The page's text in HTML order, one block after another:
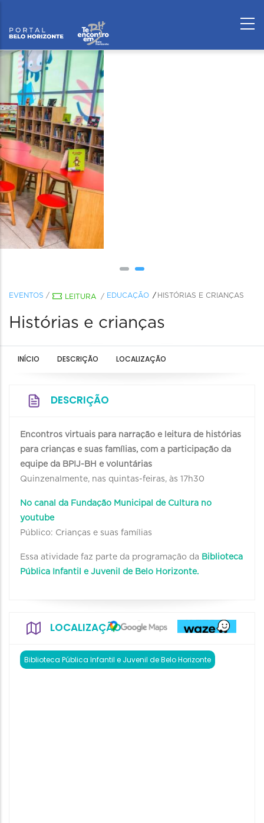
EVENTOS / LEITURA / EDUCAÇÃO HISTÓRIAS E CRIANÇAS
Histórias e crianças
INÍCIO DESCRIÇÃO LOCALIZAÇÃO
DESCRIÇÃO
Encontros virtuais para narração e leitura de histórias
para crianças e suas famílias, com a participação da
equipe da BPIJ-BH e voluntárias
Quinzenalmente, nas quintas-feiras, às 17h30
No canal da Fundação Municipal de Cultura no
youtube
Público: Crianças e suas famílias
Essa atividade faz parte da programação da Biblioteca
Pública Infantil e Juvenil de Belo Horizonte.
LOCALIZAÇÃO
Biblioteca Pública Infantil e Juvenil de Belo Horizonte